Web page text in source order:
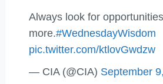
Always look for
more.#WednesdayWisdom
pic.twitter.com/ktlovGwdzw
— CIA (@CIA) September